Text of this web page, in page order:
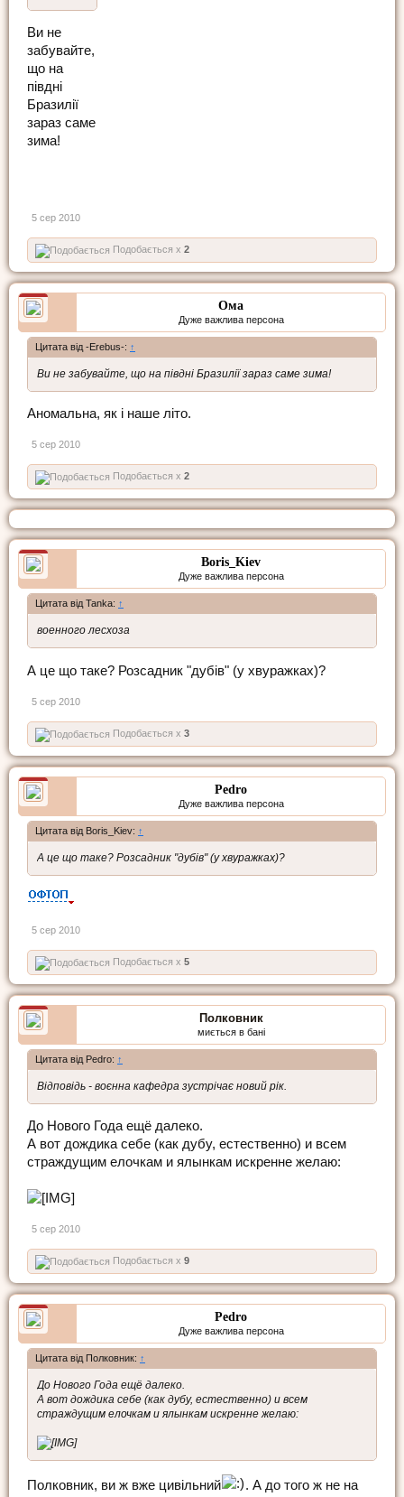
Ви не
забувайте,
що на
півдні
Бразилії
зараз саме
зима!
5 сер 2010
Подобається x 2
Ома
Дуже важлива персона
Цитата від -Erebus-: ↑
Ви не забувайте, що на півдні Бразилії зараз саме зима!
Аномальна, як i наше лiто.
5 сер 2010
Подобається x 2
Boris_Kiev
Дуже важлива персона
Цитата від Tanka: ↑
военного лесхоза
А це що таке? Розсадник "дубів" (у хвуражках)?
5 сер 2010
Подобається x 3
Pedro
Дуже важлива персона
Цитата від Boris_Kiev: ↑
А це що таке? Розсадник "дубів" (у хвуражках)?
5 сер 2010
Подобається x 5
Полковник
миється в бані
Цитата від Pedro: ↑
Відповідь - воєнна кафедра зустрічає новий рік.
До Нового Года ещё далеко.
А вот дождика себе (как дубу, естественно) и всем
страждущим елочкам и ялынкам искренне желаю:
5 сер 2010
Подобається x 9
Pedro
Дуже важлива персона
Цитата від Полковник: ↑
До Нового Года ещё далеко.
А вот дождика себе (как дубу, естественно) и всем
страждущим елочкам и ялынкам искренне желаю:
Полковник, ви ж вже цивільний
. А до того ж не на